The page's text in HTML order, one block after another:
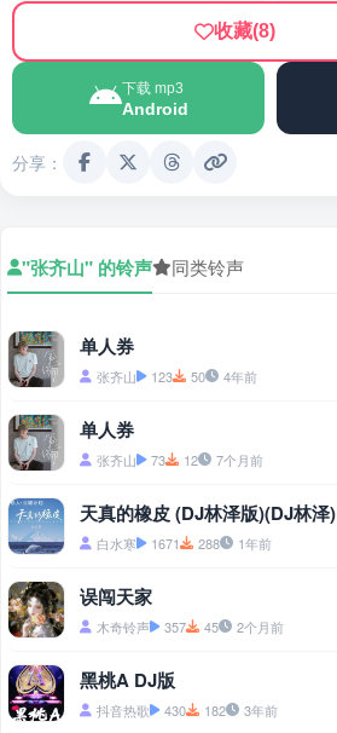
收藏(8)
下载 mp3
Android
分享：
"张齐山" 的铃声 同类铃声
单人券
张齐山 123 50 4年前
单人券
张齐山 73 12 7个月前
天真的橡皮 (DJ林泽版)(DJ林泽)
白水寒 1671 288 1年前
误闯天家
木奇铃声 357 45 2个月前
黑桃A DJ版
抖音热歌 430 182 3年前